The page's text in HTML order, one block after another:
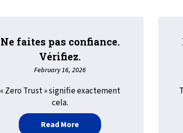
Ne faites pas confiance.
Vérifiez.
February 16, 2026
« Zero Trust » signifie exactement
cela.
Read Moreabout Ne faites pas